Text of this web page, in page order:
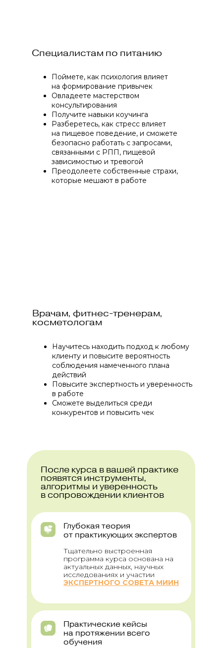
Специалистам по питанию
Поймете, как психология влияет
на формирование привычек
Овладеете мастерством
консультирования
Получите навыки коучинга
Разберетесь, как стресс влияет
на пищевое поведение, и сможете
безопасно работать с запросами,
связанными с РПП, пищевой
зависимостью и тревогой
Преодолеете собственные страхи,
которые мешают в работе
Врачам, фитнес-тренерам,
косметологам
Научитесь находить подход к любому
клиенту и повысите вероятность
соблюдения намеченного плана
действий
Повысите экспертность и уверенность
в работе
Сможете выделиться среди
конкурентов и повысить чек
Тщательно выстроенная
программа курса основана на
актуальных данных, научных
исследованиях и участии
ЭКСПЕРТНОГО СОВЕТА МИИН
Глубокая теория
от практикующих экспертов
Практические кейсы
на протяжении всего
обучения
После курса в вашей практике
появятся инструменты,
алгоритмы и уверенность
в сопровождении клиентов